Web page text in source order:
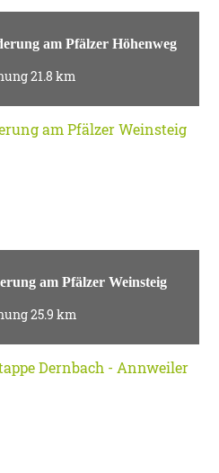
am Pfälzer Höhenweg
21.8 km
am Pfälzer Weinsteig
25.9 km